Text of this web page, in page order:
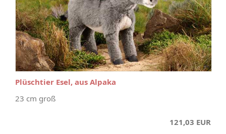
Plüschtier Esel, aus Alpaka
23 cm groß
121,03 EUR